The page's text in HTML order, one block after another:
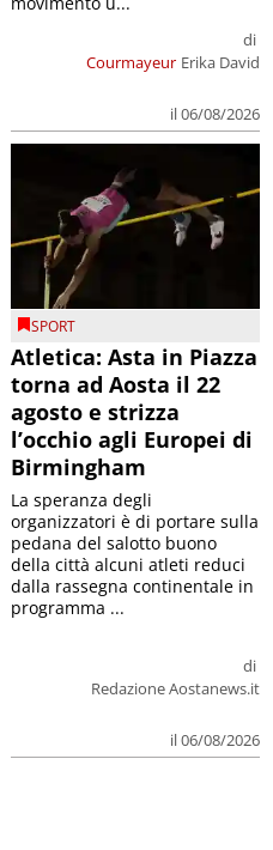
Courmayeur
di
Erika David
il 06/08/2026
SPORT
Atletica: Asta in Piazza
torna ad Aosta il 22
agosto e strizza
l’occhio agli Europei di
Birmingham
di
Redazione Aostanews.it
il 06/08/2026
La speranza degli
organizzatori è di portare sulla
pedana del salotto buono
della città alcuni atleti reduci
dalla rassegna continentale in
programma ...